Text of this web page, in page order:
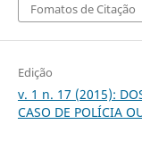
Fomatos de Citação
Edição
v. 1 n. 17 (2015):
CASO DE POLÍCIA